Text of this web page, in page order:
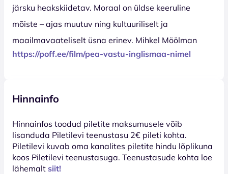
järsku heakskiidetav. Moraal on üldse keeruline
mõiste – ajas muutuv ning kultuuriliselt ja
maailmavaateliselt üsna erinev. Mihkel Möölman
https://poff.ee/film/pea-vastu-inglismaa-nimel
Hinnainfo
Hinnainfos toodud piletite maksumusele võib
lisanduda Piletilevi teenustasu 2€ pileti kohta.
Piletilevi kuvab oma kanalites piletite hindu lõplikuna
koos Piletilevi teenustasuga. Teenustasude kohta loe
lähemalt siit!